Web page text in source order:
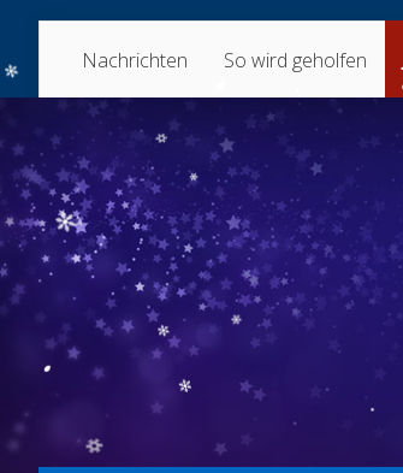
Nachrichten So wird geholfen